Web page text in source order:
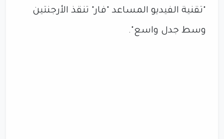
"تقنية الفيديو المساعد "فار" تنقذ الأرجنتين
وسط جدل واسع".